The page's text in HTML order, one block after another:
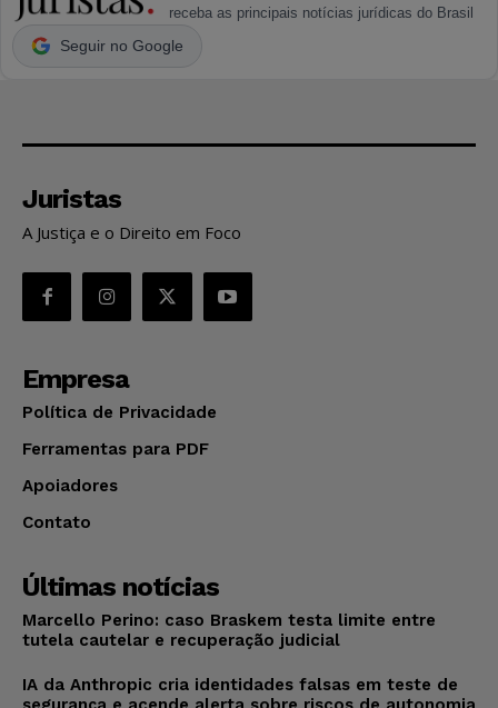
receba as principais notícias jurídicas do Brasil
Seguir no Google
Juristas
A Justiça e o Direito em Foco
Empresa
Política de Privacidade
Ferramentas para PDF
Apoiadores
Contato
Últimas notícias
Marcello Perino: caso Braskem testa limite entre
tutela cautelar e recuperação judicial
IA da Anthropic cria identidades falsas em teste de